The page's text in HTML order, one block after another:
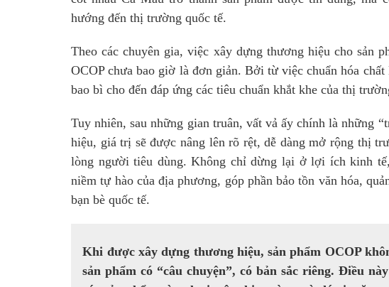
hướng đến thị trường quốc tế.
Theo các chuyên gia, việc xây dựng thương hiệu cho sản
OCOP chưa bao giờ là đơn giản. Bởi từ việc chuẩn hóa
bao bì cho đến đáp ứng các tiêu chuẩn khắt khe của thị
Tuy nhiên, sau những gian truân, vất vả ấy chính là những
hiệu, giá trị sẽ được nâng lên rõ rệt, dễ dàng mở rộng thị
lòng người tiêu dùng. Không chỉ dừng lại ở lợi ích kinh
niềm tự hào của địa phương, góp phần bảo tồn văn hóa,
bạn bè quốc tế.
Khi được xây dựng thương hiệu, sản phẩm OCOP
sản phẩm có “câu chuyện”, có bản sắc riêng. Điều